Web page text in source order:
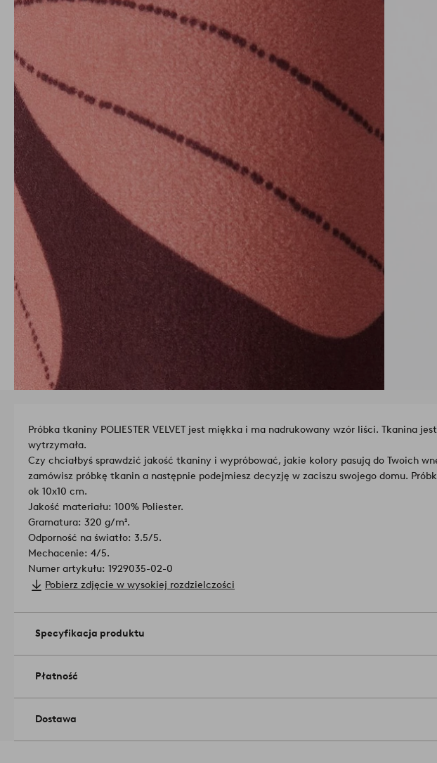
Próbka tkaniny POLIESTER VELVET jest miękka i ma nadrukowany wzór liści. Tkanina
wytrzymała.
Czy chciałbyś sprawdzić jakość tkaniny i wypróbować, jakie kolory pasują do Twoich
zamówisz próbkę tkanin a następnie podejmiesz decyzję w zaciszu swojego domu.
ok 10x10 cm.
Jakość materiału: 100% Poliester.
Gramatura: 320 g/m².
Odporność na światło: 3.5/5.
Mechacenie: 4/5.
Numer artykułu: 1929035-02-0
Pobierz zdjęcie w wysokiej rozdzielczości
Specyfikacja produktu
Płatność
Dostawa